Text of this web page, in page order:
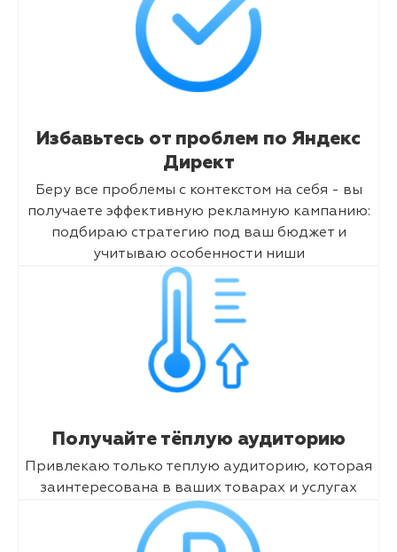
Избавьтесь от проблем по Яндекс
Директ
Беру все проблемы с контекстом на себя - вы
получаете эффективную рекламную кампанию:
подбираю стратегию под ваш бюджет и
учитываю особенности ниши
Получайте тёплую аудиторию
Привлекаю только теплую аудиторию, которая
заинтересована в ваших товарах и услугах